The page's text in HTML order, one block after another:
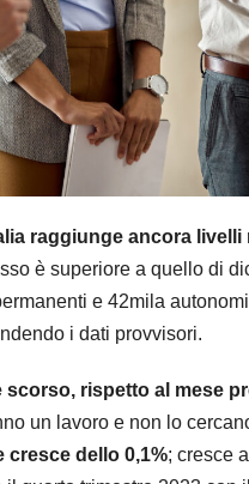
raggiunge ancora livelli
è superiore a quello di
e 42mila
i dati provvisori.
scorso, rispetto al mese
un lavoro e non lo
cresce dello 0,1%; cresce